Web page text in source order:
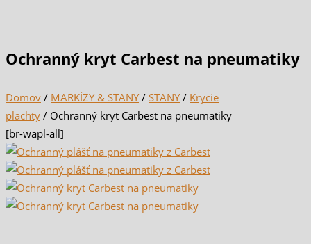
Ochranný kryt Carbest na pneumatiky
Domov / MARKÍZY & STANY/ STANY/ Krycie
plachty / Ochranný kryt Carbest na pneumatiky
[br-wapl-all]